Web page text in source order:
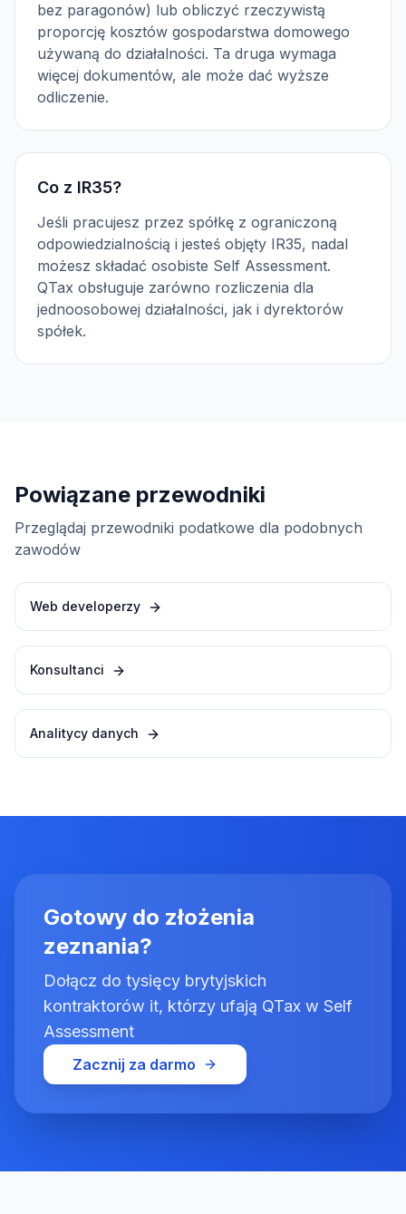
bez paragonów) lub obliczyć rzeczywistą
proporcję kosztów gospodarstwa domowego
używaną do działalności. Ta druga wymaga
więcej dokumentów, ale może dać wyższe
odliczenie.
Co z IR35?
Jeśli pracujesz przez spółkę z ograniczoną
odpowiedzialnością i jesteś objęty IR35, nadal
możesz składać osobiste Self Assessment.
QTax obsługuje zarówno rozliczenia dla
jednoosobowej działalności, jak i dyrektorów
spółek.
Powiązane przewodniki
Przeglądaj przewodniki podatkowe dla podobnych
zawodów
Web developerzy
Konsultanci
Analitycy danych
Gotowy do złożenia
zeznania?
Dołącz do tysięcy brytyjskich
kontraktorów it, którzy ufają QTax w Self
Assessment
Zacznij za darmo